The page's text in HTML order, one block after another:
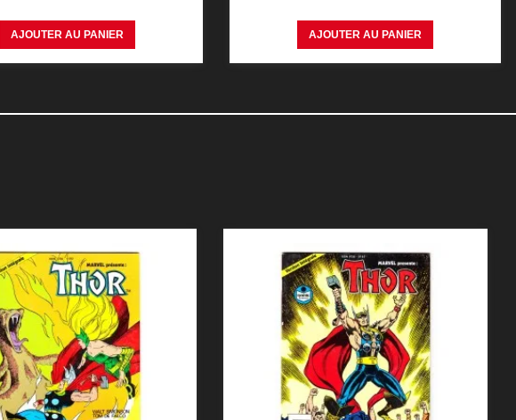
AJOUTER AU PANIER AJOUTER AU PANIER